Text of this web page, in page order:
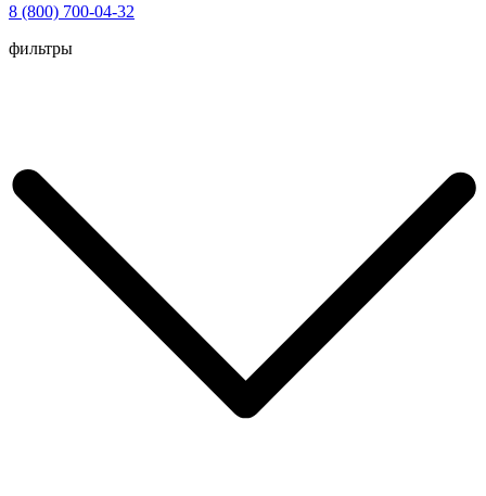
8 (800) 700-04-32
Перейти
фильтры